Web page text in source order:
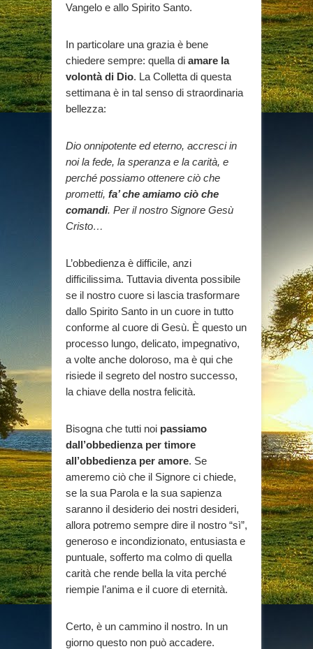
Vangelo e allo Spirito Santo.
In particolare una grazia è bene
chiedere sempre: quella di amare la
volontà di Dio. La Colletta di questa
settimana è in tal senso di straordinaria
bellezza:
Dio onnipotente ed eterno, accresci in
noi la fede, la speranza e la carità, e
perché possiamo ottenere ciò che
prometti, fa’ che amiamo ciò che
comandi. Per il nostro Signore Gesù
Cristo…
L’obbedienza è difficile, anzi
difficilissima. Tuttavia diventa possibile
se il nostro cuore si lascia trasformare
dallo Spirito Santo in un cuore in tutto
conforme al cuore di Gesù. È questo un
processo lungo, delicato, impegnativo,
a volte anche doloroso, ma è qui che
risiede il segreto del nostro successo,
la chiave della nostra felicità.
Bisogna che tutti noi passiamo
dall’obbedienza per timore
all’obbedienza per amore. Se
ameremo ciò che il Signore ci chiede,
se la sua Parola e la sua sapienza
saranno il desiderio dei nostri desideri,
allora potremo sempre dire il nostro “sì”,
generoso e incondizionato, entusiasta e
puntuale, sofferto ma colmo di quella
carità che rende bella la vita perché
riempie l’anima e il cuore di eternità.
Certo, è un cammino il nostro. In un
giorno questo non può accadere.